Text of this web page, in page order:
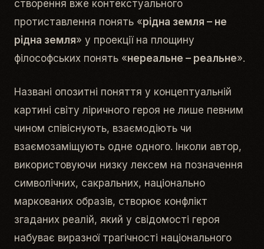
створення вже контекстуального
протиставлення понять «рідна земля – не
рідна земля» у проекції на площину
філософських понять «нереальне – реальне».
Названі опозитні поняття у концептуальній
картині світу ліричного героя не лише певним
чином співіснують, взаємодіють чи
взаємозаміщують одне одного. Інколи автор,
використовуючи низку лексем на позначення
символічних, сакральних, національно
маркованих образів, створює конфлікт
згаданих реалій, який у свідомості героя
набуває виразної трагічності національного